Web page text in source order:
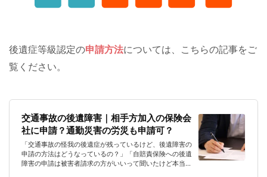
後遺症等級認定の申請方法については、こちらの記事をご
覧ください。
交通事故の後遺障害｜相手方加入の保険会
社に申請？通勤災害の労災も申請可？
「交通事故の怪我の後遺症が残っているけど、後遺障害の
申請の方法はどうなっているの？」「自賠責保険への後遺
障害の申請は被害者請求の方がいいって聞いたけど本当な